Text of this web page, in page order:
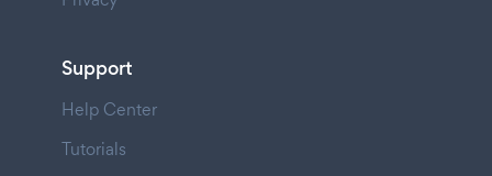
Support
Help Center
Tutorials